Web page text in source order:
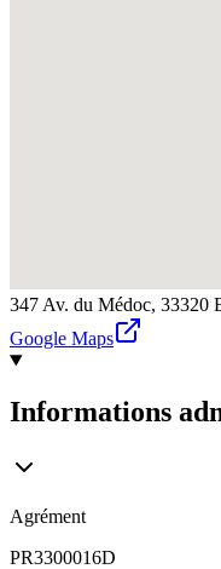
347 Av. du Médoc, 33320
Google Maps
Informations
Agrément
PR3300016D